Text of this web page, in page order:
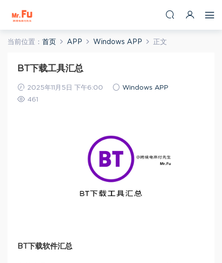
当前位置： 首页 APP Windows APP 正文
BT下载工具汇总
2025年11月5日 下午6:00
Windows APP
461
BT下载软件汇总